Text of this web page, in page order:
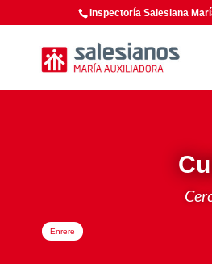
Inspectoría Salesiana
Enrere